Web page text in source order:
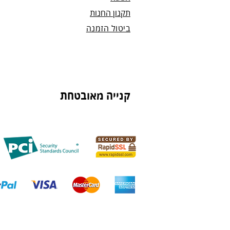
תקנון החנות
ביטול הזמנה
קנייה מאובטחת